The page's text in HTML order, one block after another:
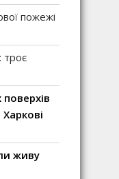
пожежі
троє
живу